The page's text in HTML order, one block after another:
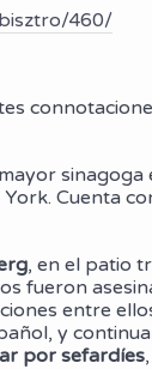
460/
Cuenta
, en el patio
fueron
entre
y
por sefardíes